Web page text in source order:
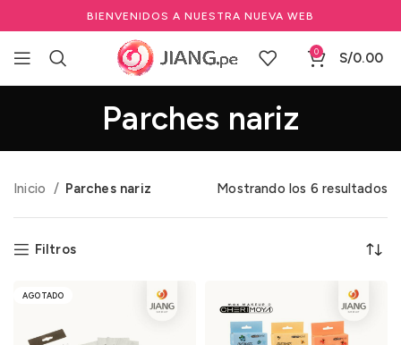
BIENVENIDOS A NUESTRA NUEVA WEB
0 S/0.00
Parches nariz
Inicio Parches nariz Mostrando los 6 resultados
Filtros
AGOTADO